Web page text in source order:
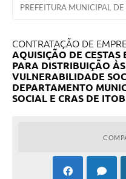
PREFEITURA MUNICIPAL DE
CONTRATAÇÃO DE
AQUISIÇÃO DE
PARA DISTRIBUIÇÃO
VULNERABILIDADE
DEPARTAMENTO
SOCIAL E CRAS DE